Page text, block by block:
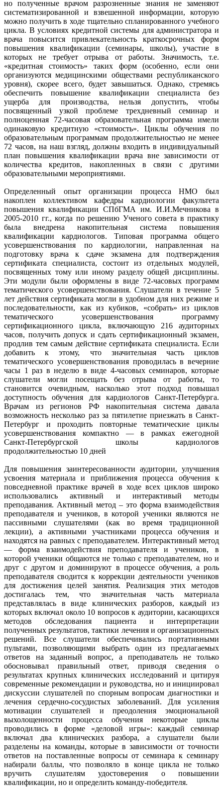
но полученные врачом разрозненные знания не заменяют
систематизированной и взвешенной информации, которую
можно получить в ходе тщательно спланированного учебного
цикла. В условиях кредитной системы для администратора и
врача повысится привлекательность краткосрочных форм
повышения квалификации (семинары, школы), участие в
которых не требует отрыва от работы. Значимость, т.е.
«кредитная стоимость» таких форм (особенно, если они
организуются медицинскими обществами республиканского
уровня), скорее всего, будет завышаться. Однако, стремясь
обеспечить повышение квалификации специалиста без
ущерба для производства, нельзя допустить, чтобы
посвященный узкой проблеме трехдневный семинар и
полноценная 72-часовая образовательная программа имели
одинаковую кредитную «стоимость». Циклы обучения по
образовательным программам продолжительностью не менее
72 часов, на наш взгляд, должны входить в индивидуальный
план повышения квалификации врача вне зависимости от
количества кредитов, накопленных в связи с другими
образовательными мероприятиями.
Определенный опыт организации процесса НМО был
накоплен коллективом кафедры кардиологии факультета
повышения квалификации СПбГМА им. И.И.Мечникова в
2005-2010 гг., когда по решению Ученого совета в практику
была внедрена накопительная система повышения
квалификации кардиологов. Типовая программа общего
усовершенствования по кардиологии, направленная на
подготовку врача к сдаче экзамена для подтверждения
сертификата специалиста, состоит из отдельных модулей,
посвященных тому или иному разделу общей дисциплины.
Эти модули были оформлены в виде 72-часовых программ
тематического усовершенствования. Слушатели в течение 5
лет действия сертификата могли в удобном для них режиме и
последовательности, как из кубиков, «собрать» из циклов
тематического усовершенствования программу
сертификационного цикла, включающую 216 аудиторных
часов, получить допуск и сдать сертификационный экзамен,
продлив тем самым действие сертификата специалиста. Если
добавить к этому, что значительная часть циклов
тематического усовершенствования проводилась в вечерние
часы 1 раз в неделю в виде 4-часовых семинаров, которые
слушатели могли посещать без отрыва от работы, то
становится очевидным, насколько этот подход повышал
доступность обучения для кардиологов Санкт-Петербурга.
Врачам из регионов РФ накопительная система давала
возможность несколько раз за пятилетие приезжать в Санкт-
Петербург и проходить повторные тематические циклы
усовершенствования компактно — в рамках ежегодной
Санкт-Петербургской школы кардиологов
продолжительностью 10 дней
Для повышения заинтересованности аудитории, улучшения
усвоения материала и приближения процесса обучения к
повседневной практике врачей в ходе всех циклов широко
использовались активный и интерактивый методы
преподавания. Активный метод – это форма взаимодействия
преподавателя и учеников, в которой ученики являются не
пассивными слушателями (как во время традиционной
лекции), а активными участниками процесса обучения и
находятся на равных с преподавателем. Интерактивный метод
— форма взаимодействия преподавателя и учеников, в
которой ученики общаются не только с преподавателем, но и
друг с другом и доминируют в процессе обучения, а роль
преподавателя сводится к коррекции деятельности учеников
для достижения целей занятия. Реализация этих методов
достигалась тем, что значительная часть материала
представлялась в виде клинических разборов, каждый из
которых включал около 10 вопросов к аудитории, касающихся
методов обследования пациента и интерпретации
полученных результатов, тактики лечения и организационных
решений. Все слушатели обеспечивались портативными
пультами, позволяющими выбрать один из предлагаемых
ответов на заданный вопрос, а преподаватель не только
обосновывал правильный ответ, приводя сведения о
результатах крупных клинических исследований и цитируя
современные рекомендации и руководства, но и инициировал
дискуссии слушателей по спорным вопросам диагностики и
лечения сердечно-сосудистых заболеваний. Для усиления
мотивации слушателей и преодоления эмоциональной
выхолощенности процесса обучения некоторые циклы
проводились в форме «деловой игры»: каждый семинар
включал два клинических разбора, а слушатели были
разделены на команды, которые в зависимости от точности
ответов на поставленные вопросы от семинара к семинару
набирали баллы, что позволяло в конце цикла не только
вручить слушателям удостоверения о повышении
квалификации, но и определить команду-победителя.